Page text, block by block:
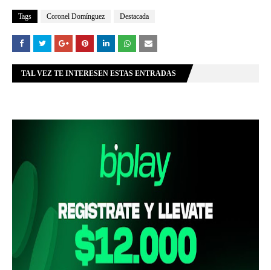
Tags Coronel Domínguez Destacada
TAL VEZ TE INTERESEN ESTAS ENTRADAS